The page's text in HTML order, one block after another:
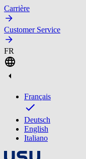
Carrière
Customer Service
FR
Français
Deutsch
English
Italiano